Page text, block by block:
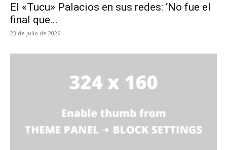
El «Tucu» Palacios en sus redes: ‘No fue el
final que...
23 de julio de 2026